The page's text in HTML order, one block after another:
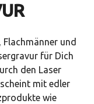
und
für Dich
den Laser
mit edler
wie